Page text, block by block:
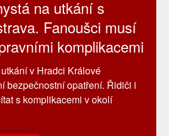
na utkání s
Fanoušci musí
komplikacemi
v Hradci Králové
bezpečnostní opatření. Řidiči i
s komplikacemi v okolí